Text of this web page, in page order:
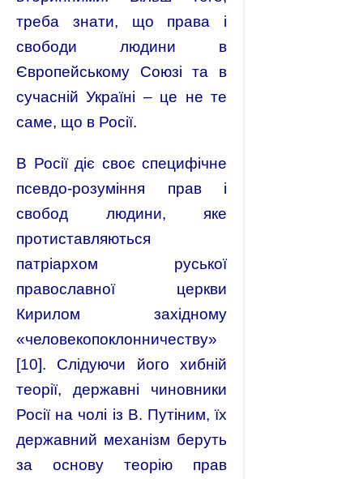
треба знати, що права і
свободи людини в
Європейському Союзі та в
сучасній Україні – це не те
саме, що в Росії.
В Росії діє своє специфічне
псевдо-розуміння прав і
свобод людини, яке
протиставляються
патріархом руської
православної церкви
Кирилом західному
«человекопоклонничеству»
[10]. Слідуючи його хибній
теорії, державні чиновники
Росії на чолі із В. Путіним, їх
державний механізм беруть
за основу теорію прав